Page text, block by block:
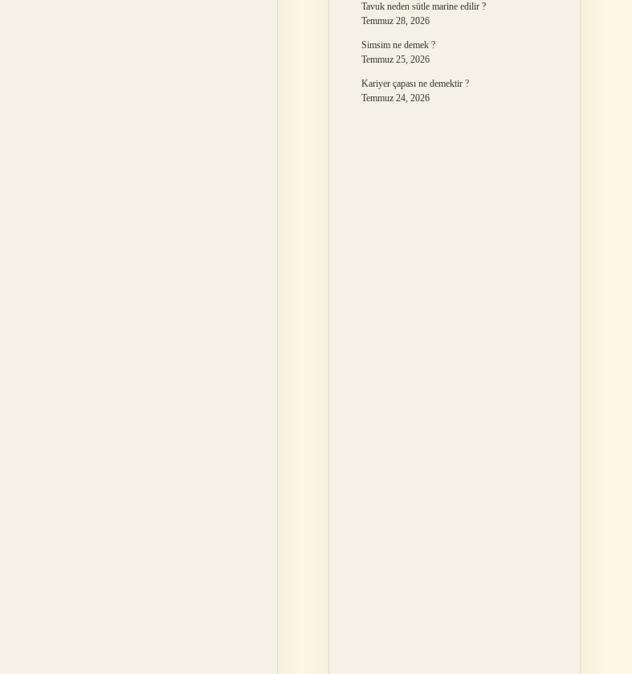
Tavuk neden sütle marine edilir ?
Temmuz 28, 2026
Simsim ne demek ?
Temmuz 25, 2026
Kariyer çapası ne demektir ?
Temmuz 24, 2026